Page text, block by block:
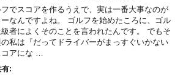
フでスコアを作るうえで、実は一番大事なのが
なんですよね。 ゴルフを始めたころに、ゴル
級者によくそのことを言われたんです。 でもそ
私は『だってドライバーがまっすぐいかない
コアにな …
有: